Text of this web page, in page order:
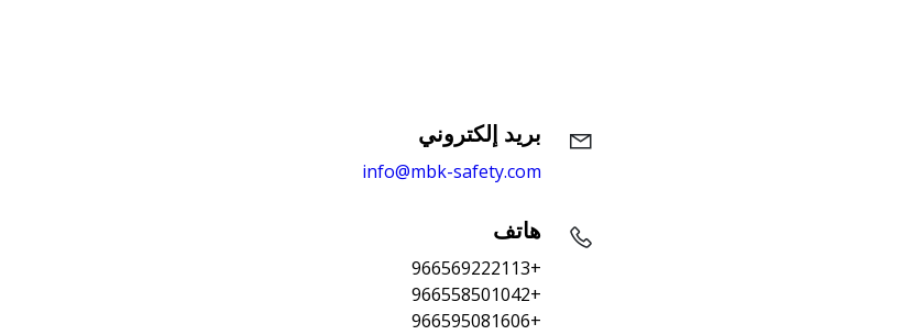
بريد إلكتروني
info@mbk-safety.com
هاتف
+966569222113
+966558501042
+966595081606